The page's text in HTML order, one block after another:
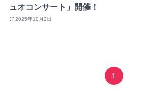
ュオコンサート」開催！
2025年10月2日
1